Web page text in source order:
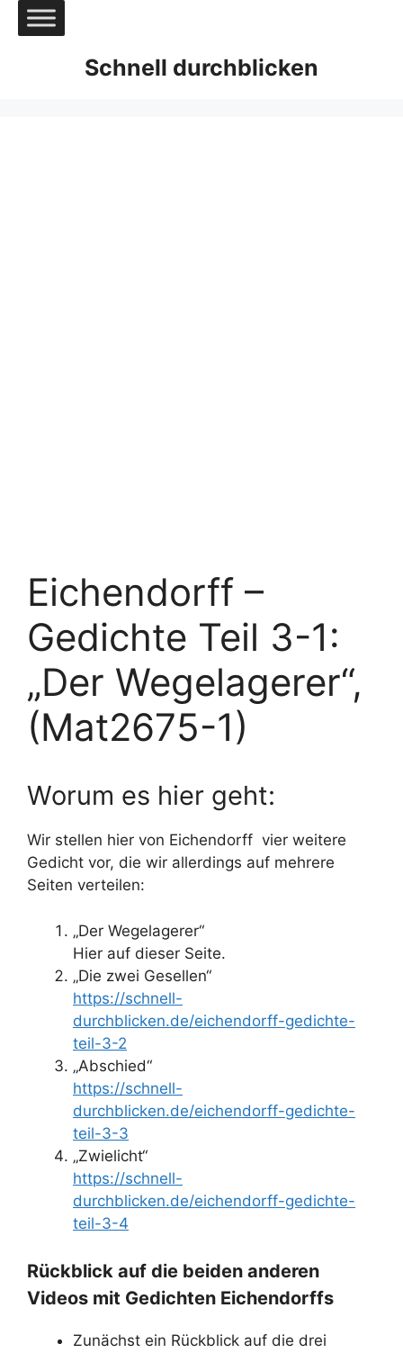
Zum
Inhalt
Schnell durchblicken
Eichendorff –
Gedichte Teil 3-1:
„Der Wegelagerer“,
(Mat2675-1)
Worum es hier geht:
Wir stellen hier von Eichendorff vier weitere
Gedicht vor, die wir allerdings auf mehrere
Seiten verteilen:
„Der Wegelagerer“
Hier auf dieser Seite.
„Die zwei Gesellen“
https://schnell-
durchblicken.de/eichendorff-gedichte-
teil-3-2
„Abschied“
https://schnell-
durchblicken.de/eichendorff-gedichte-
teil-3-3
„Zwielicht“
https://schnell-
durchblicken.de/eichendorff-gedichte-
teil-3-4
Rückblick auf die beiden anderen
Videos mit Gedichten Eichendorffs
Zunächst ein Rückblick auf die drei